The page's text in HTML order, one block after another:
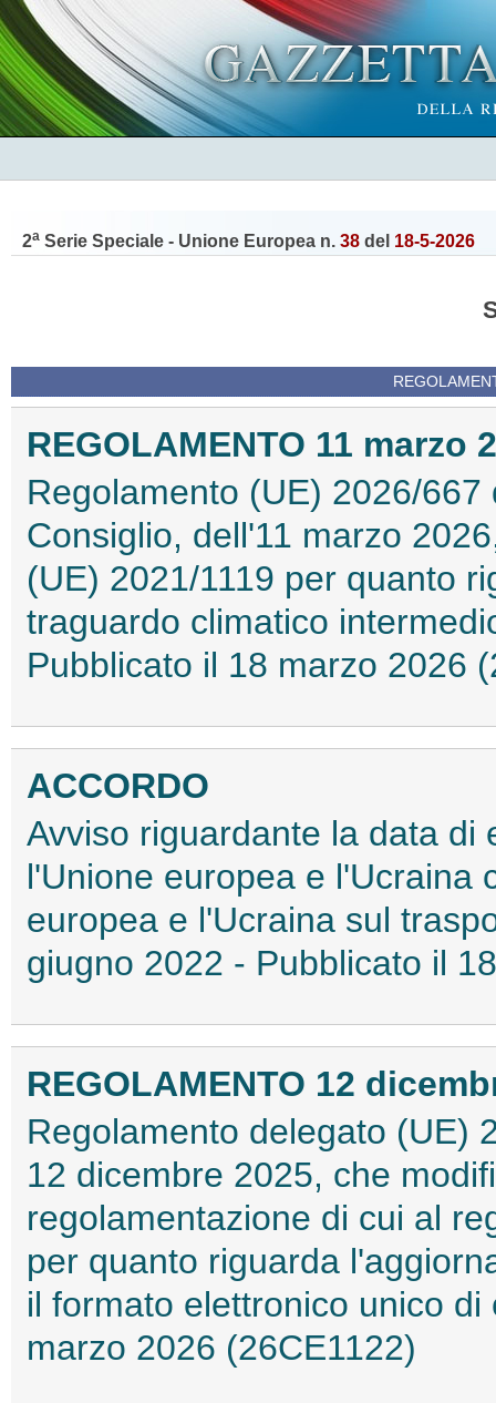
2a Serie Speciale - Unione Europea n. 38 del 18-5-2026
REGOLAMENTO 11 marzo
Regolamento (UE) 2026/
Consiglio, dell'11 marzo
(UE) 2021/1119 per quanto
traguardo climatico
Pubblicato il 18 marzo 2026
ACCORDO
Avviso riguardante la data di
l'Unione europea e l'Ucraina
europea e l'Ucraina sul
giugno 2022 - Pubblicato il
REGOLAMENTO 12
Regolamento delegato (UE)
12 dicembre 2025, che
regolamentazione di cui al
per quanto riguarda
il formato elettronico unico
marzo 2026 (26CE1122)